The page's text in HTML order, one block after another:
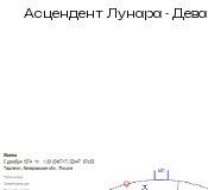
Асцендент Лунара - Дева